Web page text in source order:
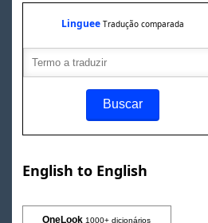
Linguee Tradução comparada
English to English
OneLook 1000+ dicionários